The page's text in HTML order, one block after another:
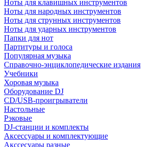
Ноты для клавишных инструментов
Ноты для народных инструментов
Ноты для струнных инструментов
Ноты для ударных инструментов
Папки для нот
Партитуры и голоса
Популярная музыка
Справочно-энциклопедические издания
Учебники
Хоровая музыка
Оборудование DJ
CD/USB-проигрыватели
Настольные
Рэковые
DJ-станции и комплекты
Аксессуары и комплектующие
Акссесуары разные